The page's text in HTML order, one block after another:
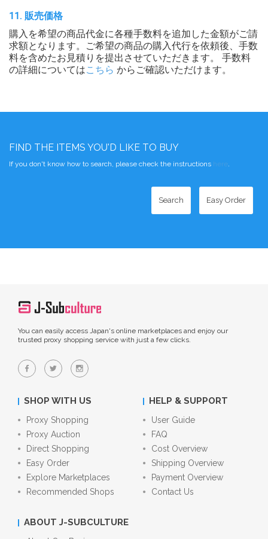
11. 販売価格
購入を希望の商品代金に各種手数料を追加した金額がご請
求額となります。ご希望の商品の購入代行を依頼後、手数
料を含めたお見積りを提出させていただきます。 手数料
の詳細についてはこちら からご確認いただけます。
FIND THE ITEMS YOU'D LIKE TO BUY
If you don't know how to search, please check the instructions here.
Search Easy Order
You can easily access Japan's online marketplaces and enjoy our
trusted proxy shopping service with just a few clicks.
SHOP WITH US
Proxy Shopping
Proxy Auction
Direct Shopping
Easy Order
Explore Marketplaces
Recommended Shops
HELP & SUPPORT
User Guide
FAQ
Cost Overview
Shipping Overview
Payment Overview
Contact Us
ABOUT J-SUBCULTURE